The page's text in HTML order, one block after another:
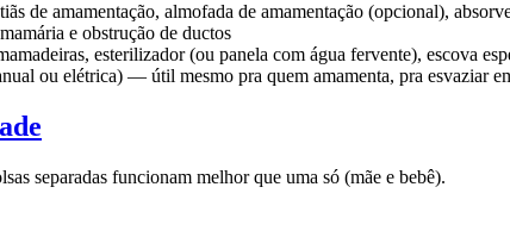
de amamentação, almofada de amamentação (opcional),
e obstrução de ductos
esterilizador (ou panela com água fervente), escova
ou elétrica) — útil mesmo pra quem amamenta, pra esvaziar
separadas funcionam melhor que uma só (mãe e bebê).